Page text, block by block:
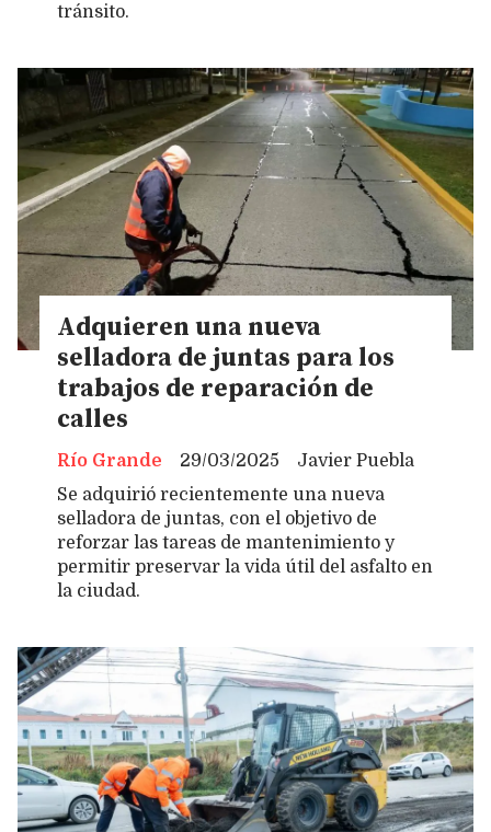
tránsito.
Adquieren una nueva
selladora de juntas para los
trabajos de reparación de
calles
Javier Puebla
Río Grande
29/03/2025
Se adquirió recientemente una nueva
selladora de juntas, con el objetivo de
reforzar las tareas de mantenimiento y
permitir preservar la vida útil del asfalto en
la ciudad.